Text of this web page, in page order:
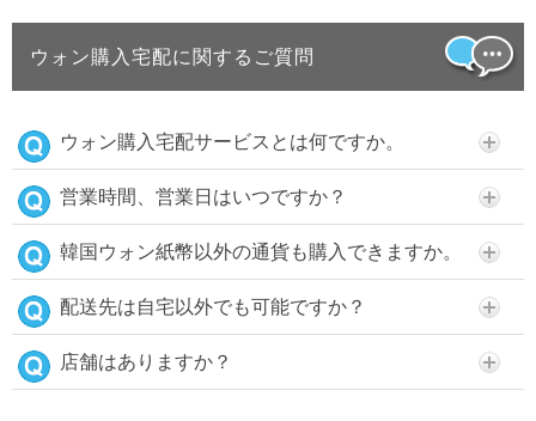
ウォン購入宅配に関するご質問
ウォン購入宅配サービスとは何ですか。
営業時間、営業日はいつですか？
韓国ウォン紙幣以外の通貨も購入できますか。
配送先は自宅以外でも可能ですか？
店舗はありますか？